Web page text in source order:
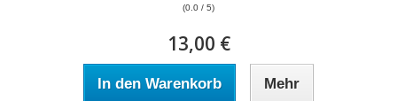
(0.0 / 5)
13,00 €
In den Warenkorb Mehr